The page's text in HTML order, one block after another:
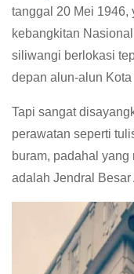
tanggal 20 Mei 1946,
kebangkitan
siliwangi berlokasi
depan alun-alun Kota
Tapi sangat
perawatan seperti
buram, padahal
adalah Jendral